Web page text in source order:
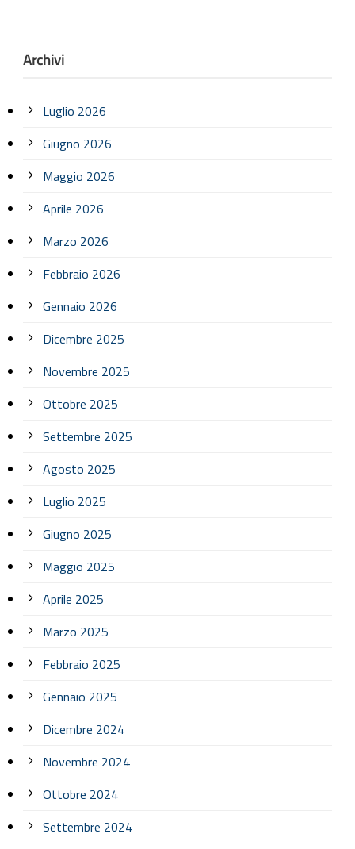
Archivi
Luglio 2026
Giugno 2026
Maggio 2026
Aprile 2026
Marzo 2026
Febbraio 2026
Gennaio 2026
Dicembre 2025
Novembre 2025
Ottobre 2025
Settembre 2025
Agosto 2025
Luglio 2025
Giugno 2025
Maggio 2025
Aprile 2025
Marzo 2025
Febbraio 2025
Gennaio 2025
Dicembre 2024
Novembre 2024
Ottobre 2024
Settembre 2024